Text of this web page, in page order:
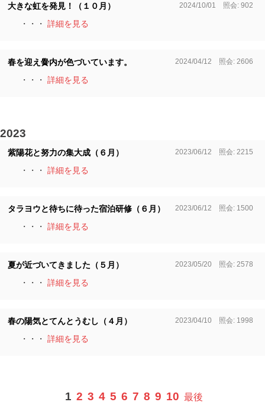
大きな虹を発見！（１０月） 2024/10/01 照会: 902
・・・ 詳細を見る
春を迎え黌内が色づいています。 2024/04/12 照会: 2606
・・・ 詳細を見る
2023
紫陽花と努力の集大成（６月） 2023/06/12 照会: 2215
・・・ 詳細を見る
タラヨウと待ちに待った宿泊研修（６月） 2023/06/12 照会: 1500
・・・ 詳細を見る
夏が近づいてきました（５月） 2023/05/20 照会: 2578
・・・ 詳細を見る
春の陽気とてんとうむし（４月） 2023/04/10 照会: 1998
・・・ 詳細を見る
1 2 3 4 5 6 7 8 9 10 最後